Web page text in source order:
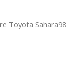
Toyota Sahara98